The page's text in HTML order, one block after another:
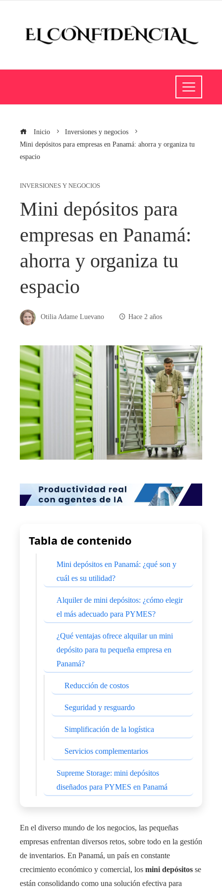
Inicio
Inversiones y negocios
Mini depósitos para empresas en Panamá: ahorra y organiza tu
espacio
INVERSIONES Y NEGOCIOS
Mini depósitos para
empresas en Panamá:
ahorra y organiza tu
espacio
Otilia Adame Luevano Hace 2 años
Tabla de contenido
Mini depósitos en Panamá: ¿qué son y
cuál es su utilidad?
Alquiler de mini depósitos: ¿cómo elegir
el más adecuado para PYMES?
¿Qué ventajas ofrece alquilar un mini
depósito para tu pequeña empresa en
Panamá?
Reducción de costos
Seguridad y resguardo
Simplificación de la logística
Servicios complementarios
Supreme Storage: mini depósitos
diseñados para PYMES en Panamá
En el diverso mundo de los negocios, las pequeñas
empresas enfrentan diversos retos, sobre todo en la gestión
de inventarios. En Panamá, un país en constante
crecimiento económico y comercial, los mini depósitos se
están consolidando como una solución efectiva para